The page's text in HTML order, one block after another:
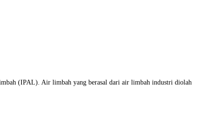
(IPAL). Air limbah yang berasal dari air limbah industri diolah